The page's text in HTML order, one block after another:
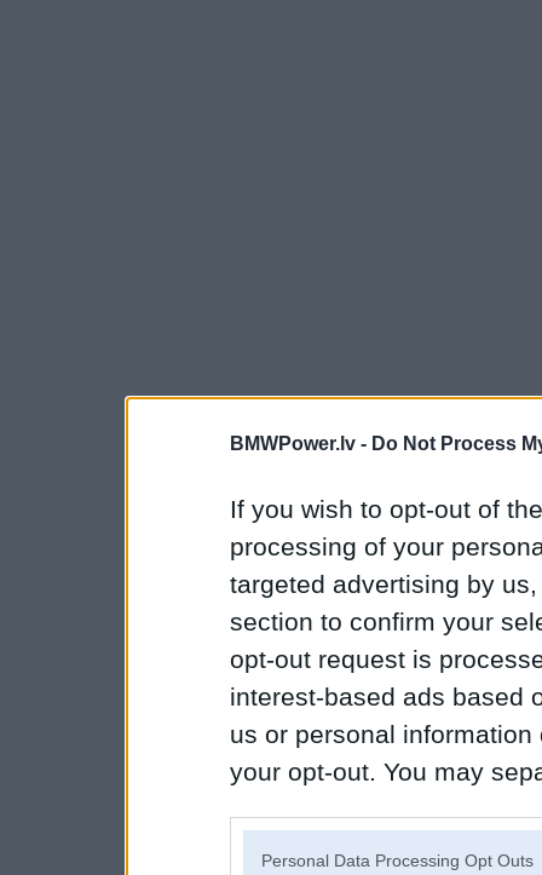
BMWPower.lv - Do Not Process
If you wish to opt-out of
processing of your
targeted advertising by
section to confirm your
opt-out request is
interest-based ads based
us or personal
your opt-out. You may
Personal Data Processing Opt Outs